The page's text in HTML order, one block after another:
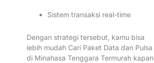
Sistem transaksi real-time
Dengan strategi tersebut, kamu bisa
lebih mudah Cari Paket Data dan Pulsa
di Minahasa Tenggara Termurah kapan